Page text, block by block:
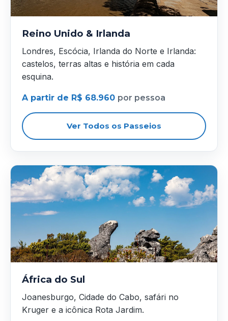
Reino Unido & Irlanda
Londres, Escócia, Irlanda do Norte e Irlanda:
castelos, terras altas e história em cada
esquina.
A partir de R$ 68.960 por pessoa
Ver Todos os Passeios
África do Sul
Joanesburgo, Cidade do Cabo, safári no
Kruger e a icônica Rota Jardim.